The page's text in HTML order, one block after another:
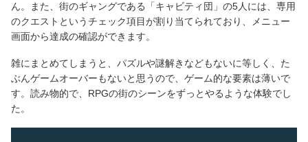
ん。また、街のギャングである「キャビティ団」の5人には、専用
のクエストというチェック項目が割り当てられており、メニュー
画面から達成の確認ができます。
雑にまとめてしまうと、パズルや謎解きなどもないに等しく、た
ぶんゲームオーバーもないと思うので、ゲーム的な要素は薄いで
す。読み物的で、RPGの街のシーンをずっとやるような体験でし
た。